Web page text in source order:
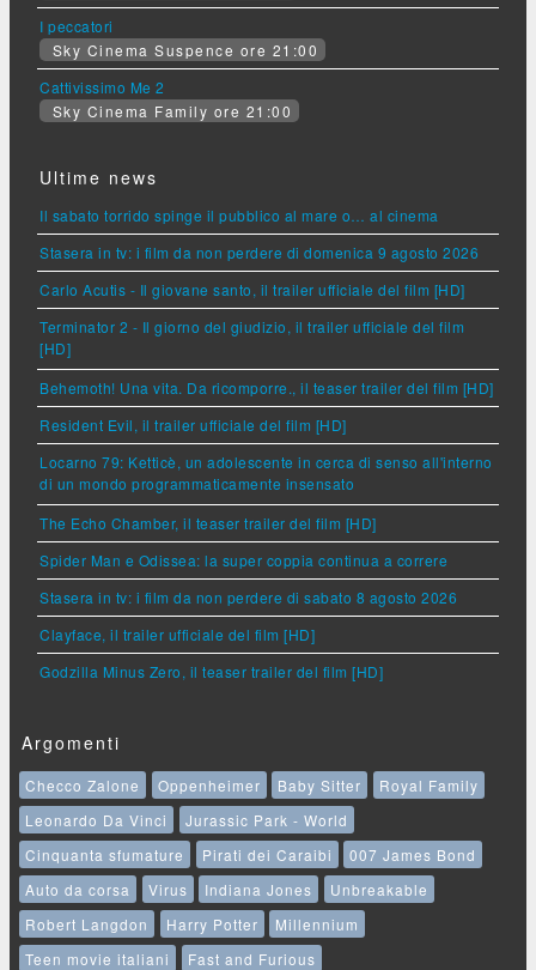
I peccatori
Sky Cinema Suspence ore 21:00
Cattivissimo Me 2
Sky Cinema Family ore 21:00
Ultime news
Il sabato torrido spinge il pubblico al mare o… al cinema
Stasera in tv: i film da non perdere di domenica 9 agosto 2026
Carlo Acutis - Il giovane santo, il trailer ufficiale del film [HD]
Terminator 2 - Il giorno del giudizio, il trailer ufficiale del film
[HD]
Behemoth! Una vita. Da ricomporre., il teaser trailer del film [HD]
Resident Evil, il trailer ufficiale del film [HD]
Locarno 79: Ketticè, un adolescente in cerca di senso all'interno
di un mondo programmaticamente insensato
The Echo Chamber, il teaser trailer del film [HD]
Spider Man e Odissea: la super coppia continua a correre
Stasera in tv: i film da non perdere di sabato 8 agosto 2026
Clayface, il trailer ufficiale del film [HD]
Godzilla Minus Zero, il teaser trailer del film [HD]
Argomenti
Checco Zalone Oppenheimer Baby Sitter
Royal Family
Leonardo Da Vinci
Jurassic Park - World
Cinquanta sfumature
Pirati dei Caraibi
007 James Bond
Auto da corsa
Virus Indiana Jones
Unbreakable
Robert Langdon
Harry Potter
Millennium
Teen movie italiani
Fast and Furious